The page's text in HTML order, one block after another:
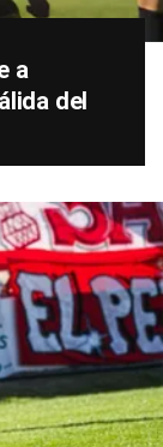
a
del